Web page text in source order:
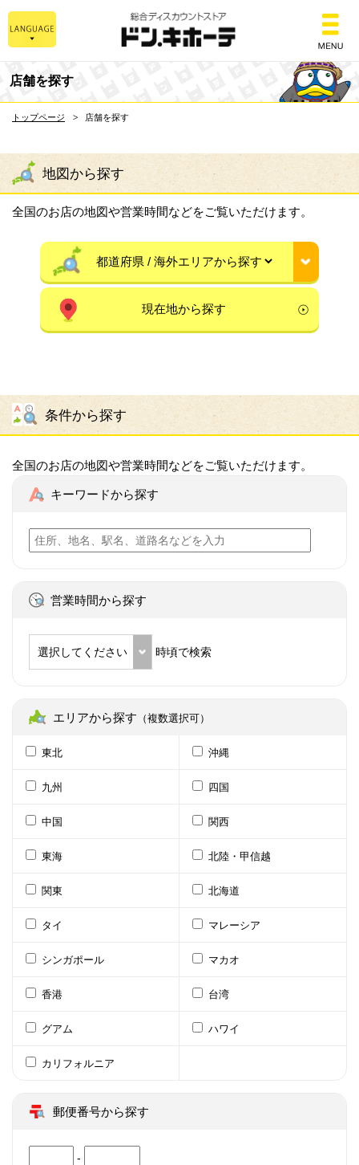
総合ディスカウント
店舗を探す
トップページ 店舗を探す
地図から探す
全国のお店の地図や営業時間などをご覧いただけます。
現在地から探す
条件から探す
全国のお店の地図や営業時間などをご覧いただけます。
キーワードから探す
営業時間から探す
選択してください 時頃で検索
エリアから探す （複数選択可）
東北 沖縄
九州 四国
中国 関西
東海 北陸・甲信越
関東 北海道
タイ マレーシア
シンガポール マカオ
香港 台湾
グアム ハワイ
カリフォルニア
郵便番号から探す
-